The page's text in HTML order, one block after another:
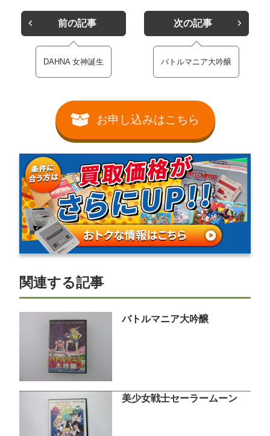
前の記事
DAHNA 女神誕生
次の記事
バトルマニア大吟醸
お申し込みはこちら
関連する記事
バトルマニア大吟醸
美少女戦士セーラームーン